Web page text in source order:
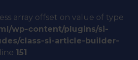
array offset on value of type
wp-content/plugins/si-
class-si-article-builder-
151